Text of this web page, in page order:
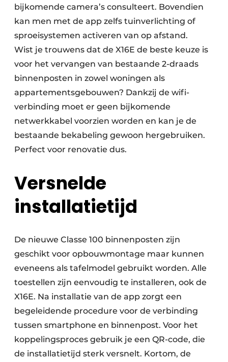
bijkomende camera’s consulteert. Bovendien
kan men met de app zelfs tuinverlichting of
sproeisystemen activeren van op afstand.
Wist je trouwens dat de X16E de beste keuze is
voor het vervangen van bestaande 2-draads
binnenposten in zowel woningen als
appartementsgebouwen? Dankzij de wifi-
verbinding moet er geen bijkomende
netwerkkabel voorzien worden en kan je de
bestaande bekabeling gewoon hergebruiken.
Perfect voor renovatie dus.
Versnelde
installatietijd
De nieuwe Classe 100 binnenposten zijn
geschikt voor opbouwmontage maar kunnen
eveneens als tafelmodel gebruikt worden. Alle
toestellen zijn eenvoudig te installeren, ook de
X16E. Na installatie van de app zorgt een
begeleidende procedure voor de verbinding
tussen smartphone en binnenpost. Voor het
koppelingsproces gebruik je een QR-code, die
de installatietijd sterk versnelt. Kortom, de